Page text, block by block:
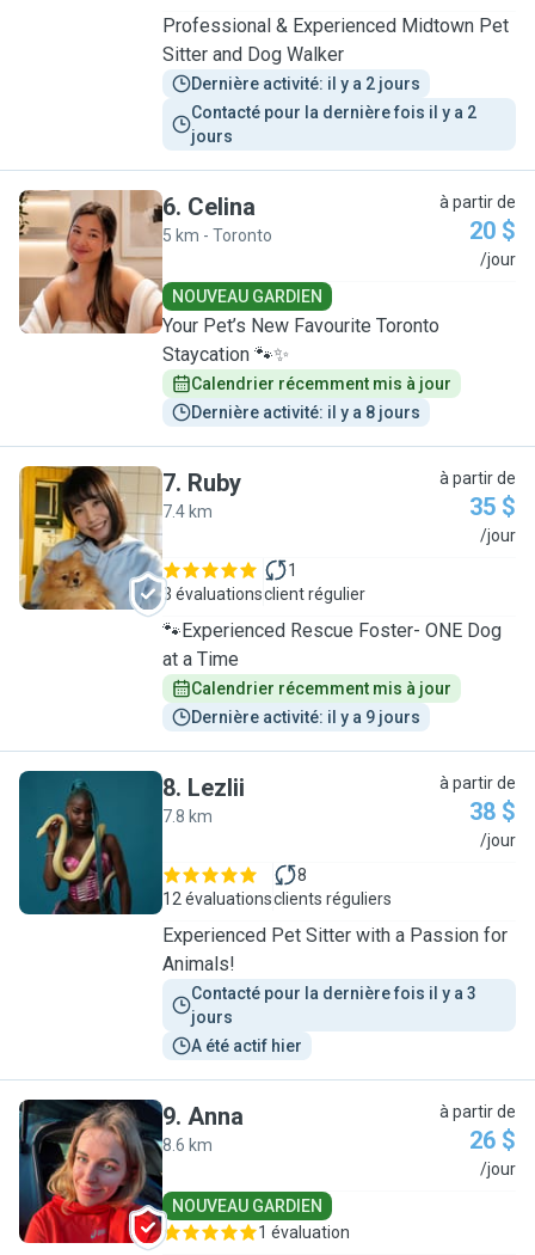
Professional & Experienced Midtown Pet
Sitter and Dog Walker
Dernière activité: il y a 2 jours
Contacté pour la dernière fois il y a 2
jours
C
6. Celina
5 km - Toronto
à partir de
20 $
/jour
NOUVEAU GARDIEN
Your Pet’s New Favourite Toronto
Staycation 🐾✨
Calendrier récemment mis à jour
Dernière activité: il y a 8 jours
R
7. Ruby
7.4 km
à partir de
35 $
/jour
3 évaluations
1
client régulier
🐾Experienced Rescue Foster- ONE Dog
at a Time
Calendrier récemment mis à jour
Dernière activité: il y a 9 jours
L
8. Lezlii
7.8 km
à partir de
38 $
/jour
12 évaluations
8
clients réguliers
Experienced Pet Sitter with a Passion for
Animals!
Contacté pour la dernière fois il y a 3
jours
A été actif hier
A
9. Anna
8.6 km
à partir de
26 $
/jour
NOUVEAU GARDIEN
1 évaluation